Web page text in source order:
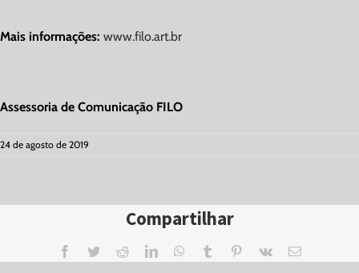
Mais informações: www.filo.art.br
Assessoria de Comunicação FILO
24 de agosto de 2019
Compartilhar
Facebook
TwitterRedditLinkedInWhatsApp
Tumblr Pinterest
Vk Email